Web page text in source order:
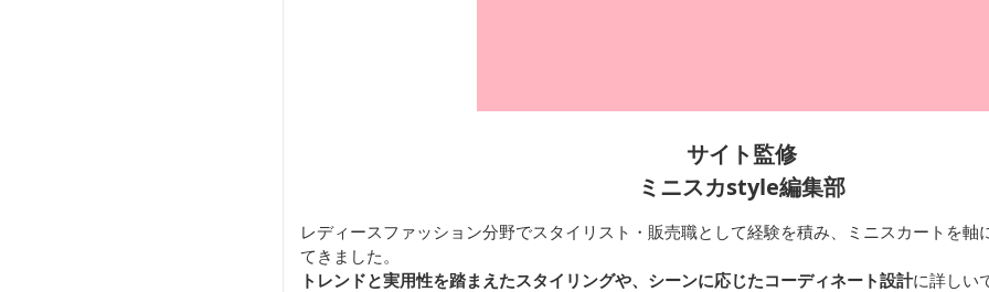
サイト監修
ミニスカstyle編集部
レディースファッション分野でスタイリスト・販売職として経験を積み、ミニスカートを軸
てきました。
トレンドと実用性を踏まえたスタイリングや、シーンに応じたコーディネート設計に詳しい